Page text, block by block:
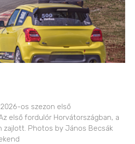
os szezon első
első fordulór Horvátországban, a
zajlott. Photos by János Becsák